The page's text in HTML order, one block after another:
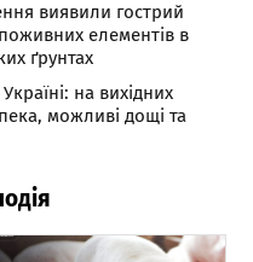
виявили гострий
елементів в
ґрунтах
на вихідних
можливі дощі та